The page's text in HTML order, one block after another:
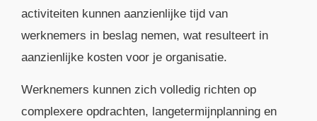
activiteiten kunnen aanzienlijke tijd van
werknemers in beslag nemen, wat resulteert in
aanzienlijke kosten voor je organisatie.
Werknemers kunnen zich volledig richten op
complexere opdrachten, langetermijnplanning en